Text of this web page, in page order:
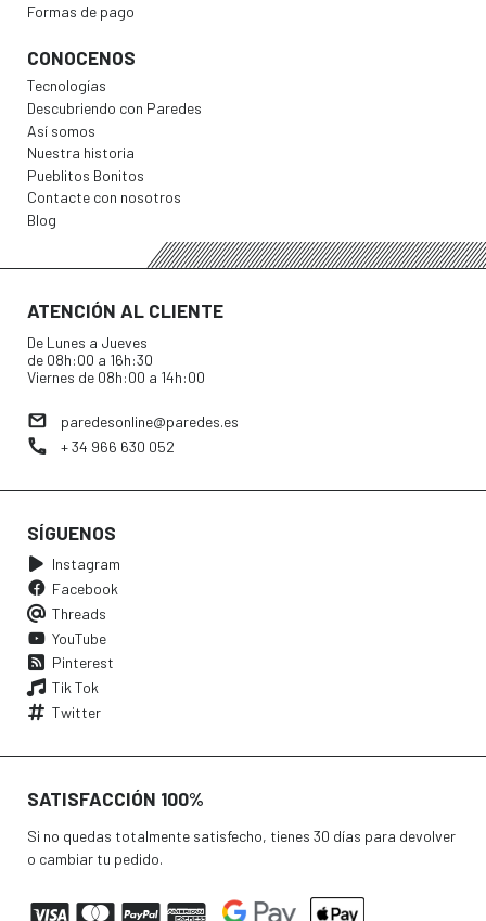
Formas de pago
CONOCENOS
Tecnologías
Descubriendo con Paredes
Así somos
Nuestra historia
Pueblitos Bonitos
Contacte con nosotros
Blog
ATENCIÓN AL CLIENTE
De Lunes a Jueves
de 08h:00 a 16h:30
Viernes de 08h:00 a 14h:00
paredesonline@paredes.es
+ 34 966 630 052
SÍGUENOS
Instagram
Facebook
Threads
YouTube
Pinterest
Tik Tok
Twitter
SATISFACCIÓN 100%
Si no quedas totalmente satisfecho, tienes 30 días para devolver
o cambiar tu pedido.